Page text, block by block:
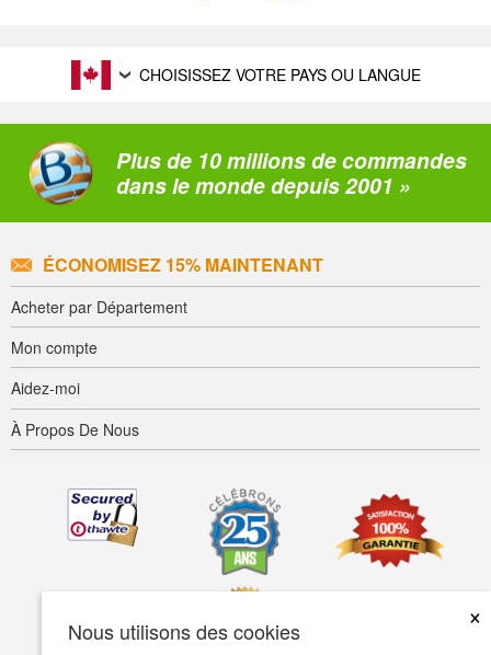
Nous utilisons des cookies
×
CHOISISSEZ VOTRE PAYS OU LANGUE
Plus de 10 millions de commandes
dans le monde depuis 2001 »
ÉCONOMISEZ 15% MAINTENANT
Acheter par Département
Mon compte
Aidez-moi
À Propos De Nous